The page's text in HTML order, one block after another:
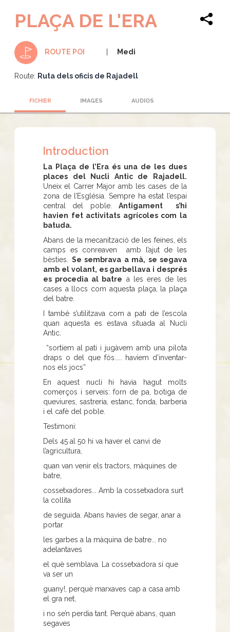
PLAÇA DE L'ERA
ROUTE POI Medi
Route: Ruta dels oficis de Rajadell
FICHIER IMAGES AUDIOS
Introduction
La Plaça de l’Era és una de les dues
places del Nucli Antic de Rajadell.
Uneix el Carrer Major amb les cases de la
zona de l’Església. Sempre ha estat l’espai
central del poble.Antigament s’hi
havien fet activitats agrícoles com la
batuda.
Abans de la mecanització de les feines, els
camps es conreaven amb l’ajut de les
bèsties. Se sembrava a mà, se segava
amb el volant, es garbellava i després
es procedia al batre a les eres de les
cases a llocs com aquesta plaça, la plaça
del batre.
I també s’utilitzava com a pati de l’escola
quan aquesta es estava situada al Nucli
Antic.
“sortíem al pati i jugàvem amb una pilota
draps o del que fós..... havíem d’inventar-
nos els jocs”
En aquest nucli hi havia hagut molts
comerços i serveis: forn de pa, botiga de
queviures, sastreria, estanc, fonda, barberia
i el cafè del poble.
Testimoni:
Dels 45 al 50 hi va haver el canvi de
l’agricultura,
quan van venir els tractors, màquines de
batre,
cossetxadores... Amb la cossetxadora surt
la collita
de seguida. Abans havies de segar, anar a
portar
les garbes a la màquina de batre... no
adelantaves
el què semblava. La cossetxadora sí que
va ser un
guany!, perquè marxaves cap a casa amb
el gra net,
i no se’n perdia tant. Perquè abans, quan
segaves